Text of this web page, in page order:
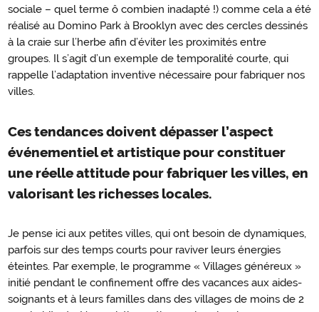
sociale – quel terme ô combien inadapté !) comme cela a été
réalisé au Domino Park à Brooklyn avec des cercles dessinés
à la craie sur l’herbe afin d’éviter les proximités entre
groupes. Il s’agit d’un exemple de temporalité courte, qui
rappelle l’adaptation inventive nécessaire pour fabriquer nos
villes.
Ces tendances doivent dépasser l’aspect
événementiel et artistique pour constituer
une réelle attitude pour fabriquer les villes, en
valorisant les richesses locales.
Je pense ici aux petites villes, qui ont besoin de dynamiques,
parfois sur des temps courts pour raviver leurs énergies
éteintes. Par exemple, le programme « Villages généreux »
initié pendant le confinement offre des vacances aux aides-
soignants et à leurs familles dans des villages de moins de 2